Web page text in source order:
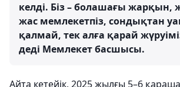
келді. Біз – болашағы
жас мемлекетпіз, сондықтан
қалмай, тек алға қарай
деді Мемлекет басшысы.
Айта кетейік, 2025 жылғы 5–6